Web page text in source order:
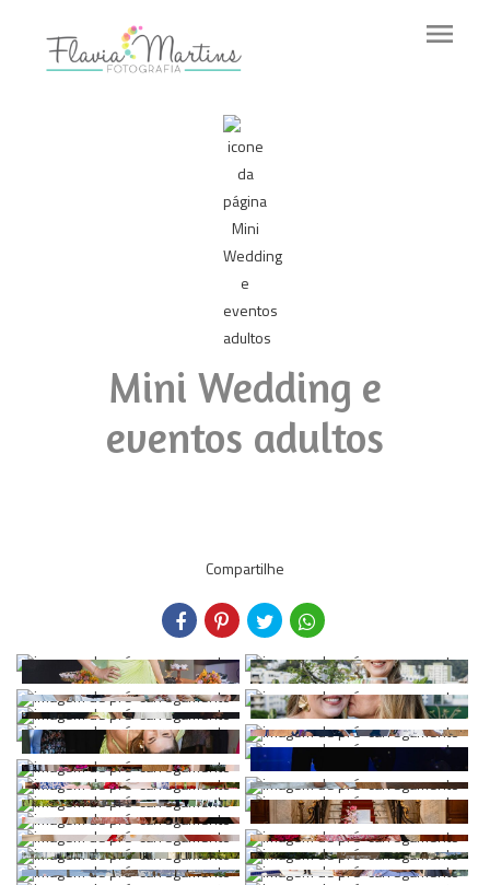
menu
Mini Wedding e
eventos adultos
Compartilhe